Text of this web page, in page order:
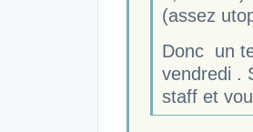
(assez
Donc un
vendredi .
staff et